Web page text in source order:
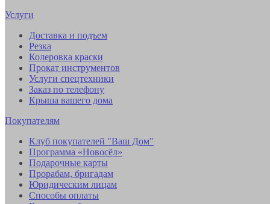
Услуги
Доставка и подъем
Резка
Колеровка краски
Прокат инструментов
Услуги спецтехники
Заказ по телефону
Крыша вашего дома
Покупателям
Клуб покупателей "Ваш Дом"
Программа «Новосёл»
Подарочные карты
Прорабам, бригадам
Юридическим лицам
Способы оплаты